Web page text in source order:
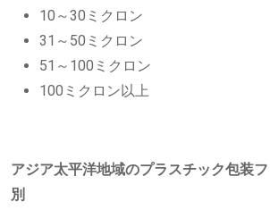
10～30ミクロン
31～50ミクロン
51～100ミクロン
100ミクロン以上
アジア太平洋地域のプラスチック包装フ
別